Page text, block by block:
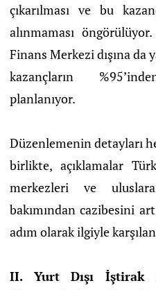
çıkarılması ve bu
alınmaması
Finans Merkezi dışına da
kazançların
planlanıyor.
Düzenlemenin detayları
birlikte, açıklamalar
merkezleri ve
bakımından cazibesini
adım olarak ilgiyle
II. Yurt Dışı İştirak